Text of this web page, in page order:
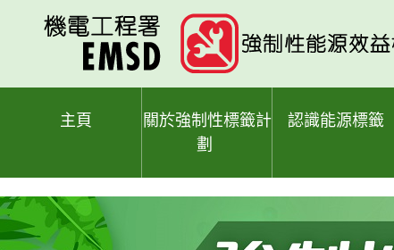
主頁
關於強制性標籤計
劃
認識能源標籤